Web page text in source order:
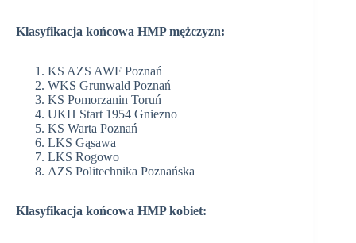
Klasyfikacja końcowa HMP mężczyzn:
KS AZS AWF Poznań
WKS Grunwald Poznań
KS Pomorzanin Toruń
UKH Start 1954 Gniezno
KS Warta Poznań
LKS Gąsawa
LKS Rogowo
AZS Politechnika Poznańska
Klasyfikacja końcowa HMP kobiet: